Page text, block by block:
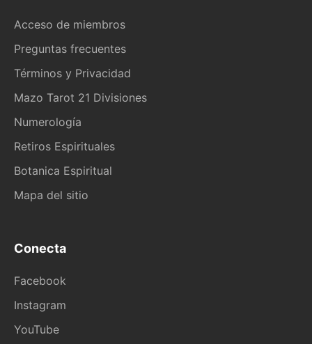
Acceso de miembros
Preguntas frecuentes
Términos y Privacidad
Mazo Tarot 21 Divisiones
Numerología
Retiros Espirituales
Botanica Espiritual
Mapa del sitio
Conecta
Facebook
Instagram
YouTube